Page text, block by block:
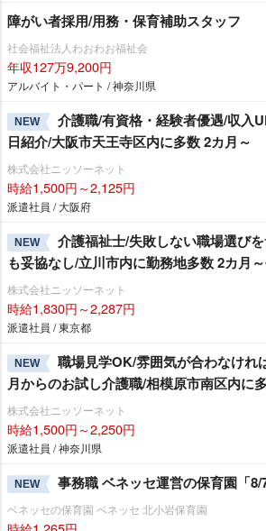
障がい者採用/用務・保育補助スタッフ
社会福祉法人わおわお福祉会
年収127万9,200円
アルバイト・パート / 神奈川県
NEW
介護職/有資格・経験者優遇/収入
日紹介/大阪市天王寺区内に多数 2カ月～
株式会社ニッソーネット
時給1,500円～2,125円
派遣社員 / 大阪府
NEW
介護福祉士/失敗しない職場選び
も妥協なし/立川市内に勤務地多数 2カ月
株式会社ニッソーネット
時給1,830円～2,287円
派遣社員 / 東京都
NEW
職場見学OK/雰囲気が合わなけれ
月からのお試し介護職/相模原市南区内に
株式会社ニッソーネット
時給1,500円～2,250円
派遣社員 / 神奈川県
NEW 事務職 ベネッセ運営の保育園「
ベネッセの保育園 ベネッセ 北小岩保育園